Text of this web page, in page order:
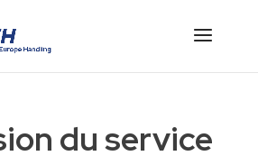
du service